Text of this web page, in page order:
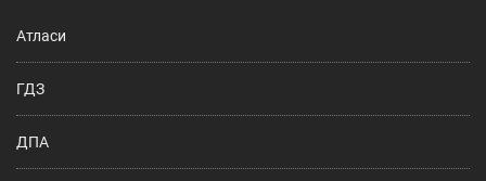
Атласи
ГДЗ
ДПА